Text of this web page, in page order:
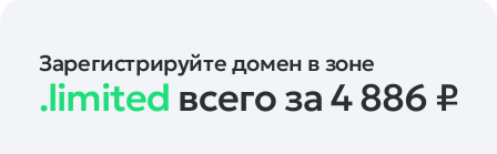
Зарегистрируйте домен в зоне
.limited всего за 4 886 ₽